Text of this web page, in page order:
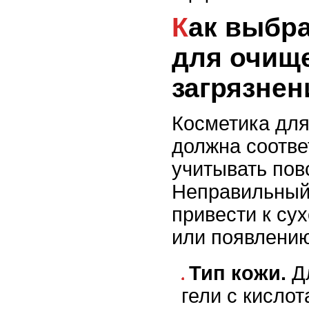
Как выбрать средство
для
Косметика
должна
учитывать
привести к
или
Тип кожи.
гели с